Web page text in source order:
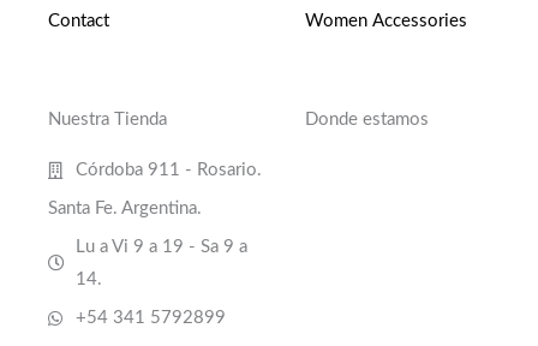
Contact Women Accessories
Nuestra Tienda
Córdoba 911 - Rosario.
Santa Fe. Argentina.
Lu a Vi 9 a 19 - Sa 9 a
14.
+54 341 5792899
Donde estamos